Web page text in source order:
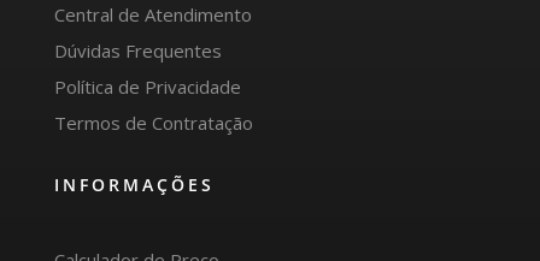
Central de Atendimento
Dúvidas Frequentes
Política de Privacidade
Termos de Contratação
INFORMAÇÕES